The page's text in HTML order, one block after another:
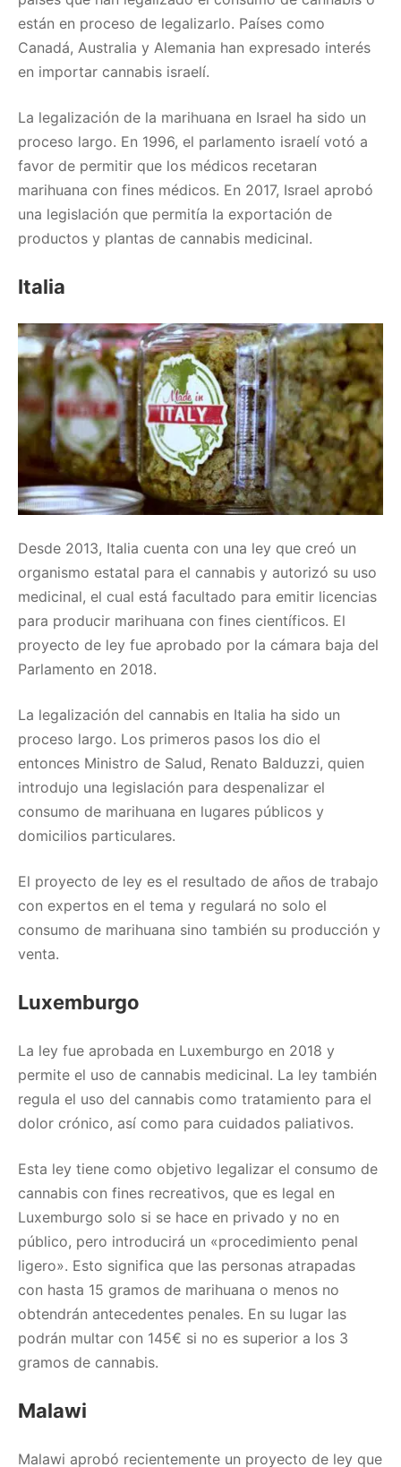
están en proceso de legalizarlo. Países como
Canadá, Australia y Alemania han expresado interés
en importar cannabis israelí.
La legalización de la marihuana en Israel ha sido un
proceso largo. En 1996, el parlamento israelí votó a
favor de permitir que los médicos recetaran
marihuana con fines médicos. En 2017, Israel aprobó
una legislación que permitía la exportación de
productos y plantas de cannabis medicinal.
Italia
Desde 2013, Italia cuenta con una ley que creó un
organismo estatal para el cannabis y autorizó su uso
medicinal, el cual está facultado para emitir licencias
para producir marihuana con fines científicos. El
proyecto de ley fue aprobado por la cámara baja del
Parlamento en 2018.
La legalización del cannabis en Italia ha sido un
proceso largo. Los primeros pasos los dio el
entonces Ministro de Salud, Renato Balduzzi, quien
introdujo una legislación para despenalizar el
consumo de marihuana en lugares públicos y
domicilios particulares.
El proyecto de ley es el resultado de años de trabajo
con expertos en el tema y regulará no solo el
consumo de marihuana sino también su producción y
venta.
Luxemburgo
La ley fue aprobada en Luxemburgo en 2018 y
permite el uso de cannabis medicinal. La ley también
regula el uso del cannabis como tratamiento para el
dolor crónico, así como para cuidados paliativos.
Esta ley tiene como objetivo legalizar el consumo de
cannabis con fines recreativos, que es legal en
Luxemburgo solo si se hace en privado y no en
público, pero introducirá un «procedimiento penal
ligero». Esto significa que las personas atrapadas
con hasta 15 gramos de marihuana o menos no
obtendrán antecedentes penales. En su lugar las
podrán multar con 145€ si no es superior a los 3
gramos de cannabis.
Malawi
Malawi aprobó recientemente un proyecto de ley que